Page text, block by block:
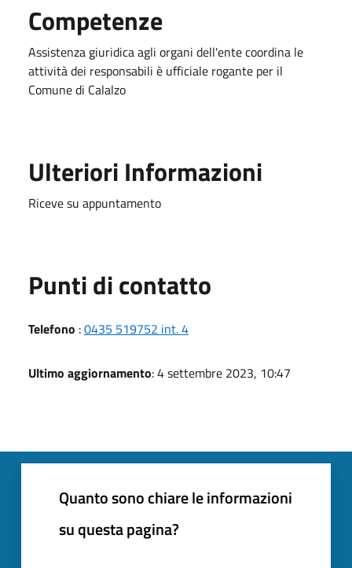
Competenze
Assistenza giuridica agli organi dell'ente coordina le
attività dei responsabili è ufficiale rogante per il
Comune di Calalzo
Ulteriori Informazioni
Riceve su appuntamento
Punti di contatto
Telefono :0435 519752 int. 4
Ultimo aggiornamento: 4 settembre 2023, 10:47
Quanto sono chiare le informazioni
su questa pagina?